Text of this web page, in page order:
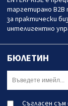
таргетирано B2B
за практически
интелигентно
БЮЛЕТИН
Съгласен съм